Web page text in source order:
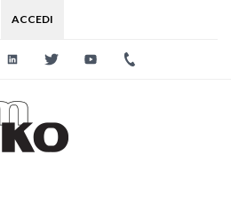
ACCEDI
InstagramLinkedinTwitter Youtube